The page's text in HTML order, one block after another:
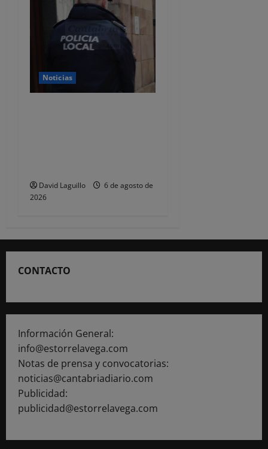
Noticias
David Laguillo
6 de agosto de
2026
CONTACTO
Información General:
info@estorrelavega.com
Notas de prensa y convocatorias:
noticias@cantabriadiario.com
Publicidad:
publicidad@estorrelavega.com